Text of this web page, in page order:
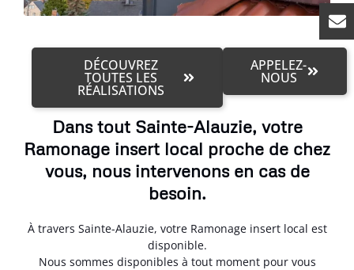
DÉCOUVREZ
TOUTES LES
RÉALISATIONS
APPELEZ-
NOUS
Dans tout Sainte-Alauzie, votre
Ramonage insert local proche de chez
vous, nous intervenons en cas de
besoin.
À travers Sainte-Alauzie, votre Ramonage insert local est
disponible.
Nous sommes disponibles à tout moment pour vous